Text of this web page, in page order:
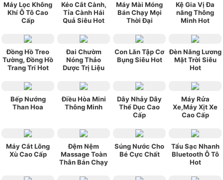
Máy Lọc Không
Khí Ô Tô Cao
Cấp
Kéo Cắt Cành,
Tỉa Cành Hái
Quả Siêu Hot
Máy Mài Móng
Bán Chạy Mọi
Thời Đại
Kệ Gia Vị Đa
năng Thông
Minh Hot
Đồng Hồ Treo
Tường, Đồng Hồ
Trang Trí Hot
Đai Chườm
Nóng Thảo
Dược Trị Liệu
Con Lăn Tập Cơ
Bụng Siêu Hot
Đèn Năng Lương
Mặt Trời Siêu
Hot
Bếp Nướng
Than Hoa
Điều Hòa Mini
Thông Minh
Dây Nhảy Dây
Thể Dục Cao
Cấp
Máy Rửa
Xe,Máy Xịt Xe
Cao Cấp
Máy Cắt Lông
Xù Cao Cấp
Đệm Nệm
Massage Toàn
Thân Bán Chạy
Súng Nước Cho
Bé Cực Chất
Tẩu Sạc Nhanh
Bluetooth Ô Tô
Hot